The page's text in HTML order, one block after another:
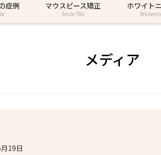
症例 マウスピース矯正
Smile TRU
ホワイト
メディア
19日